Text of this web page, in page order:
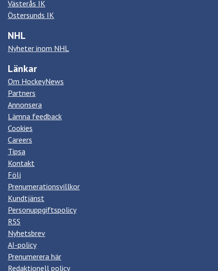
Västerås IK
Östersunds IK
NHL
Nyheter inom NHL
Länkar
Om HockeyNews
Partners
Annonsera
Lämna feedback
Cookies
Careers
Tipsa
Kontakt
Följ
Prenumerationsvillkor
Kundtjänst
Personuppgiftspolicy
RSS
Nyhetsbrev
AI-policy
Prenumerera här
Redaktionell policy